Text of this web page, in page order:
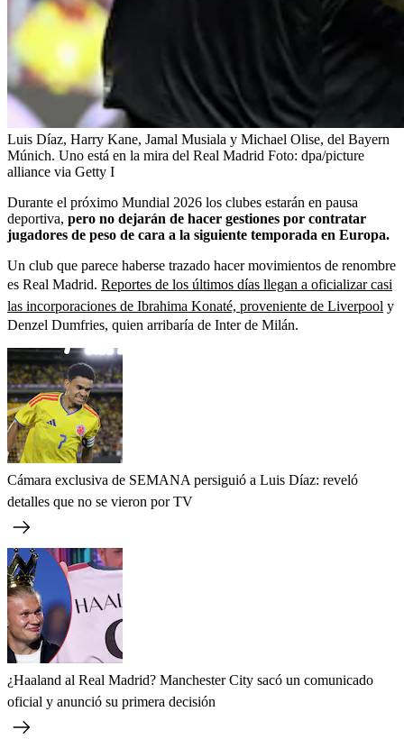
Luis Díaz, Harry Kane, Jamal Musiala y Michael Olise, del Bayern
Múnich. Uno está en la mira del Real Madrid Foto: dpa/picture
alliance via Getty I
Durante el próximo Mundial 2026 los clubes estarán en pausa
deportiva, pero no dejarán de hacer gestiones por contratar
jugadores de peso de cara a la siguiente temporada en Europa.
Un club que parece haberse trazado hacer movimientos de renombre
es Real Madrid. Reportes de los últimos días llegan a oficializar casi
las incorporaciones de Ibrahima Konaté, proveniente de Liverpool y
Denzel Dumfries, quien arribaría de Inter de Milán.
Cámara exclusiva de SEMANA persiguió a Luis Díaz: reveló
detalles que no se vieron por TV
¿Haaland al Real Madrid? Manchester City sacó un comunicado
oficial y anunció su primera decisión